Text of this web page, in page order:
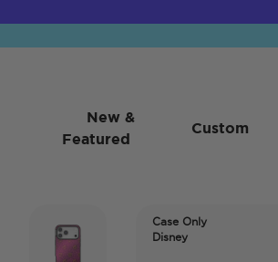
New &
Featured
Custom
Case Only
Disney